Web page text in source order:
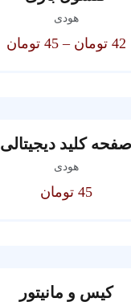
هودی
42 تومان –
45 تومان
صفحه کلید دیجیتالی
هودی
45 تومان
کیس و مانیتور